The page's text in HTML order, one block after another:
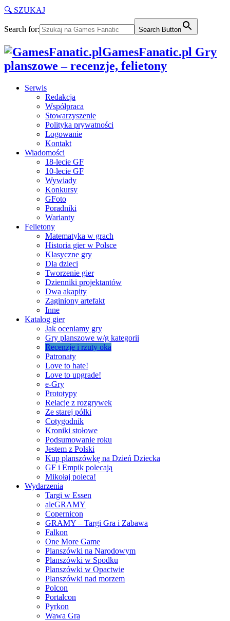
🔍 SZUKAJ
Search for: Search Button
GamesFanatic.pl Gry
planszowe – recenzje, felietony
Serwis
Redakcja
Współpraca
Stowarzyszenie
Polityka prywatności
Logowanie
Kontakt
Wiadomości
18-lecie GF
10-lecie GF
Wywiady
Konkursy
GFoto
Poradniki
Warianty
Felietony
Matematyka w grach
Historia gier w Polsce
Klasyczne gry
Dla dzieci
Tworzenie gier
Dzienniki projektantów
Dwa akapity
Zaginiony artefakt
Inne
Katalog gier
Jak oceniamy gry
Gry planszowe w/g kategorii
Recenzje i rzuty oka
Patronaty
Love to hate!
Love to upgrade!
e-Gry
Prototypy
Relacje z rozgrywek
Ze starej półki
Cotygodnik
Kroniki stołowe
Podsumowanie roku
Jestem z Polski
Kup planszówkę na Dzień Dziecka
GF i Empik polecają
Mikołaj poleca!
Wydarzenia
Targi w Essen
aleGRAMY
Copernicon
GRAMY – Targi Gra i Zabawa
Falkon
One More Game
Planszówki na Narodowym
Planszówki w Spodku
Planszówki w Opactwie
Planszówki nad morzem
Polcon
Portalcon
Pyrkon
Wawa Gra